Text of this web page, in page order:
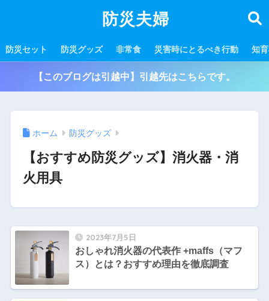
防災夫婦
防災セット 防災グッズ 非常食 災害時にとるべき行動 知
【このブログは引越中】引越先はこちらです。
ホーム 防災グッズ
【おすすめ防災グッズ】消火器・消
火用具
2023年7月5日
おしゃれ消火器の代表作 +maffs（マフ
ス）とは？おすすめ理由を徹底調査